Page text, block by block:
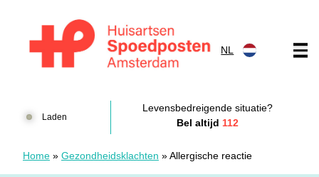
NL
Laden
Levensbedreigende situatie?
Bel altijd 112
Home » Gezondheidsklachten »Allergische reactie